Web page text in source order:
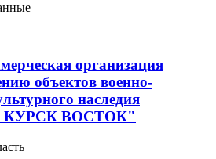
организация
объектов военно-
наследия
ВОСТОК"